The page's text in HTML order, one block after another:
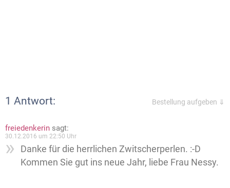
1 Antwort: Bestellung aufgeben ⇓
freiedenkerin sagt:
30.12.2016 um 22:50 Uhr
Danke für die herrlichen Zwitscherperlen. :-D
Kommen Sie gut ins neue Jahr, liebe Frau Nessy.